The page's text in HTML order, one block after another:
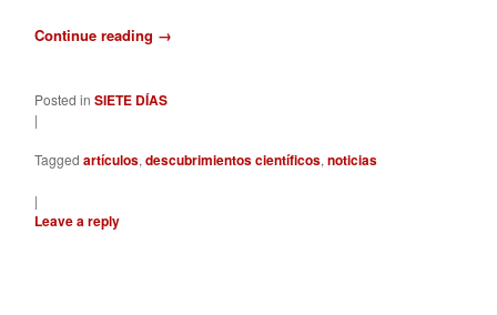
Continue reading →
Posted in SIETE DÍAS
|
Tagged artículos, descubrimientos científicos, noticias
|
Leave a reply